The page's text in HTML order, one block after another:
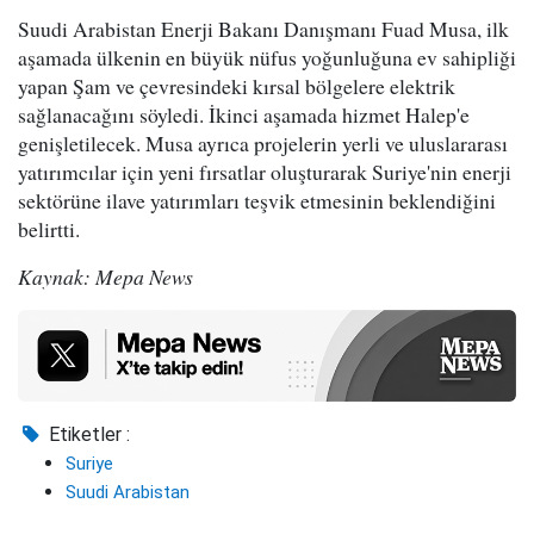
Suudi Arabistan Enerji Bakanı Danışmanı Fuad Musa, ilk
aşamada ülkenin en büyük nüfus yoğunluğuna ev sahipliği
yapan Şam ve çevresindeki kırsal bölgelere elektrik
sağlanacağını söyledi. İkinci aşamada hizmet Halep'e
genişletilecek. Musa ayrıca projelerin yerli ve uluslararası
yatırımcılar için yeni fırsatlar oluşturarak Suriye'nin enerji
sektörüne ilave yatırımları teşvik etmesinin beklendiğini
belirtti.
Kaynak: Mepa News
Etiketler :
Suriye
Suudi Arabistan